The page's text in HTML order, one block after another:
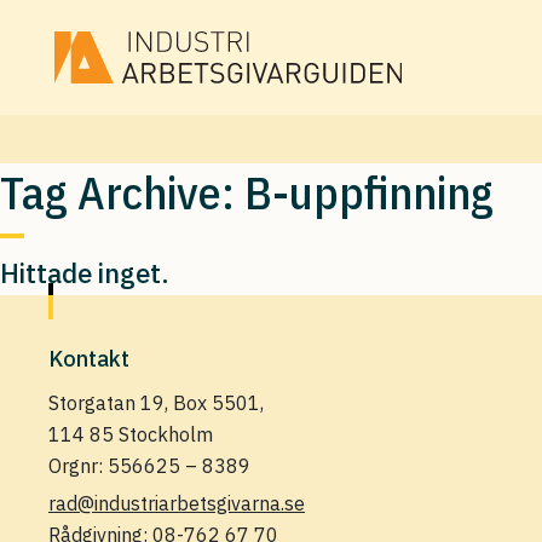
Tag Archive: B-uppfinning
Hittade inget.
Kontakt
Storgatan 19, Box 5501,
114 85 Stockholm
Orgnr: 556625 – 8389
rad@industriarbetsgivarna.se
Rådgivning: 08-762 67 70